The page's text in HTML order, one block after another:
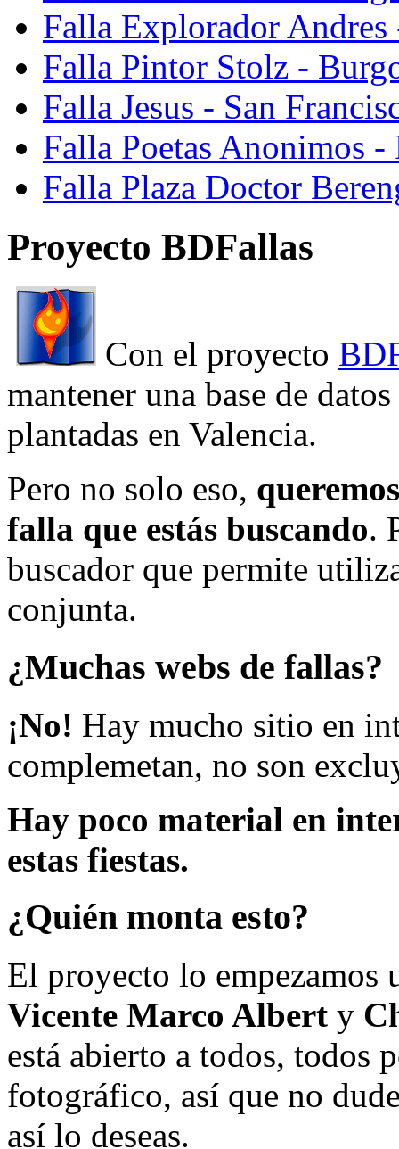
Falla Explorador Andres
Falla Pintor Stolz -
Falla Jesus - San
Falla Poetas Anonimos
Falla Plaza Doctor
Proyecto BDFallas
Con el proyecto
mantener una base de
plantadas en Valencia.
Pero no solo eso,
falla que estás buscando.
buscador que permite
conjunta.
¿Muchas webs de fallas?
¡No! Hay mucho sitio en
complemetan, no son
Hay poco material en
estas fiestas.
¿Quién monta esto?
El proyecto lo empezamos
Vicente Marco Albert y
está abierto a todos, todos
fotográfico, así que no
así lo deseas.